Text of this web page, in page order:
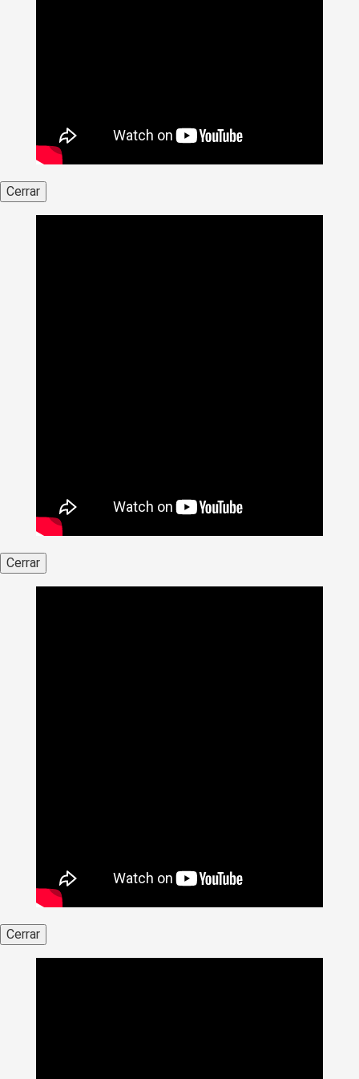
Cerrar
Cerrar
Cerrar